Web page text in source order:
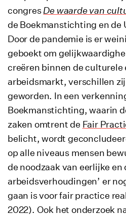
congresDe waarde van
de Boekmanstichting en
Door de pandemie is er
geboekt om
creëren binnen de culturele
arbeidsmarkt, verschillen
geworden. In een
Boekmanstichting, waarin
zaken omtrent de Fair
belicht, wordt
op alle niveaus mensen
de noodzaak van eerlijke en
arbeidsverhoudingen’ er
gaan is voor fair practice
2022). Ook het onderzoek